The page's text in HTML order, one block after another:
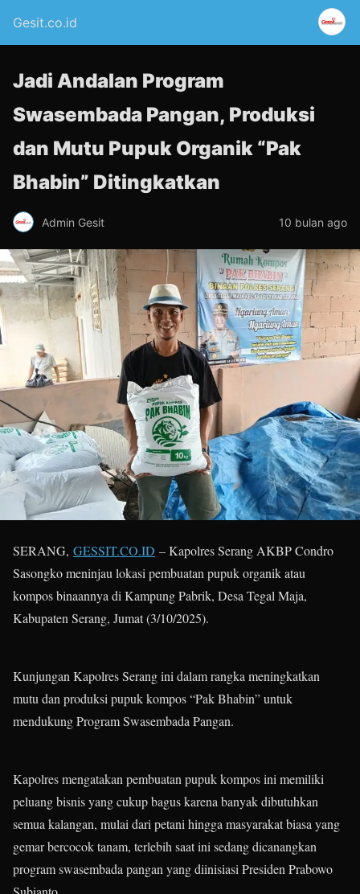
Gesit.co.id
Jadi Andalan Program
Swasembada Pangan, Produksi
dan Mutu Pupuk Organik “Pak
Bhabin” Ditingkatkan
Admin Gesit 10 bulan ago
SERANG, GESSIT.CO.ID – Kapolres Serang AKBP Condro
Sasongko meninjau lokasi pembuatan pupuk organik atau
kompos binaannya di Kampung Pabrik, Desa Tegal Maja,
Kabupaten Serang, Jumat (3/10/2025).
Kunjungan Kapolres Serang ini dalam rangka meningkatkan
mutu dan produksi pupuk kompos “Pak Bhabin” untuk
mendukung Program Swasembada Pangan.
Kapolres mengatakan pembuatan pupuk kompos ini memiliki
peluang bisnis yang cukup bagus karena banyak dibutuhkan
semua kalangan, mulai dari petani hingga masyarakat biasa yang
gemar bercocok tanam, terlebih saat ini sedang dicanangkan
program swasembada pangan yang diinisiasi Presiden Prabowo